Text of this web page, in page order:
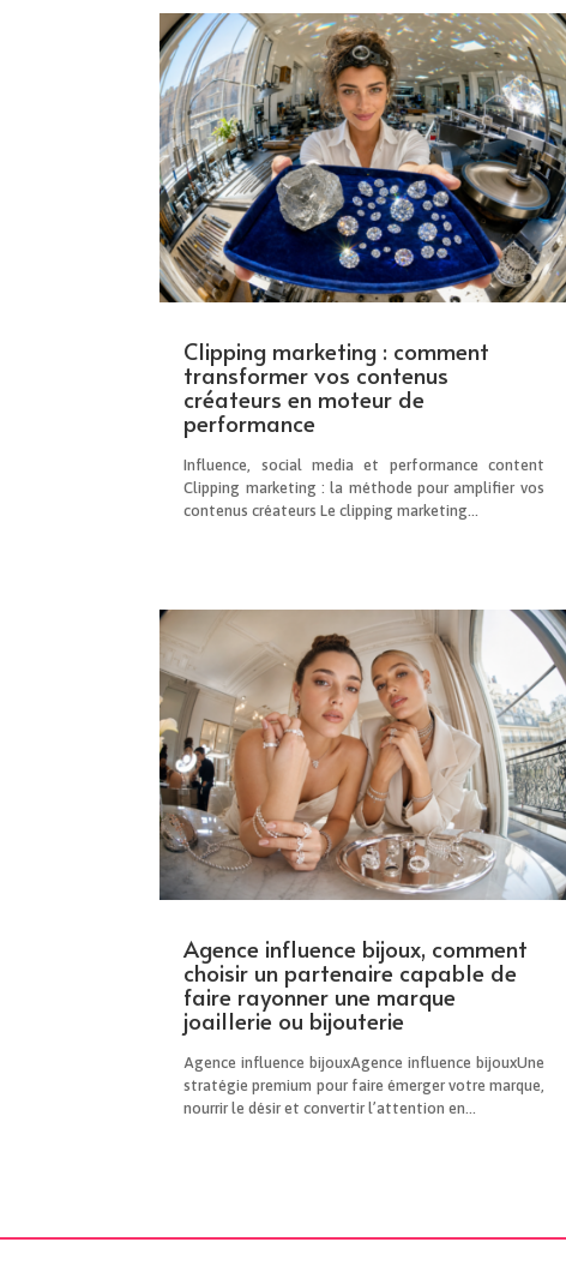
Clipping marketing : comment
transformer vos contenus
créateurs en moteur de
performance
Influence, social media et performance content
Clipping marketing : la méthode pour amplifier vos
contenus créateurs Le clipping marketing...
Agence influence bijoux, comment
choisir un partenaire capable de
faire rayonner une marque
joaillerie ou bijouterie
Agence influence bijouxAgence influence bijouxUne
stratégie premium pour faire émerger votre marque,
nourrir le désir et convertir l’attention en...